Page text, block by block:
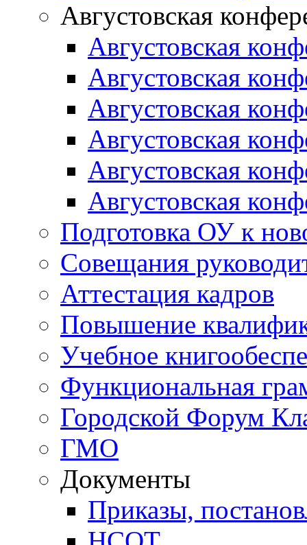
Августовская
Августовская
Августовская
Августовская
Августовская
Августовская
Августовская
Подготовка ОУ к
Совещания
Аттестация кадров
Повышение
Учебное
Функциональная
Городской Форум
ГМО
Документы
Приказы,